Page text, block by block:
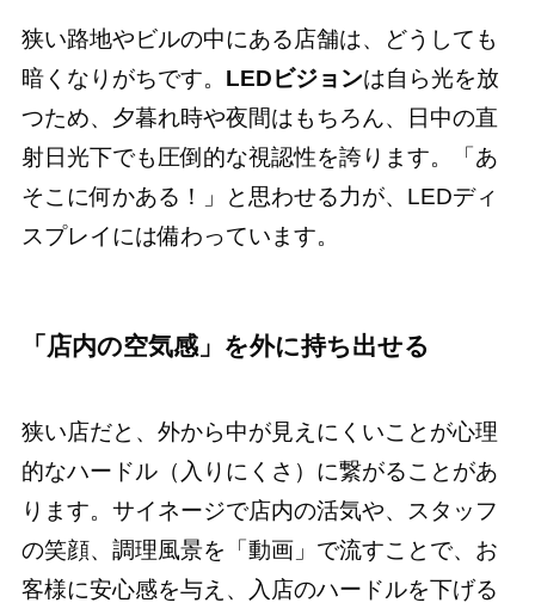
狭い路地やビルの中にある店舗は、どうしても
暗くなりがちです。 LEDビジョンは自ら光を放
つため、夕暮れ時や夜間はもちろん、日中の直
射日光下でも圧倒的な視認性を誇ります。「あ
そこに何かある！」と思わせる力が、LEDディ
スプレイには備わっています。
「店内の空気感」を外に持ち出せる
狭い店だと、外から中が見えにくいことが心理
的なハードル（入りにくさ）に繋がることがあ
ります。サイネージで店内の活気や、スタッフ
の笑顔、調理風景を「動画」で流すことで、お
客様に安心感を与え、入店のハードルを下げる